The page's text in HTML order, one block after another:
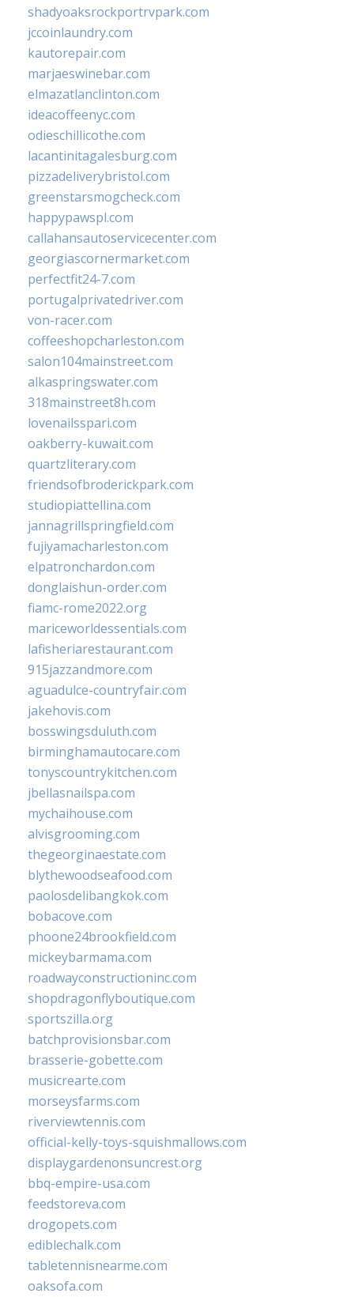
shadyoaksrockportrvpark.com
jccoinlaundry.com
kautorepair.com
marjaeswinebar.com
elmazatlanclinton.com
ideacoffeenyc.com
odieschillicothe.com
lacantinitagalesburg.com
pizzadeliverybristol.com
greenstarsmogcheck.com
happypawspl.com
callahansautoservicecenter.com
georgiascornermarket.com
perfectfit24-7.com
portugalprivatedriver.com
von-racer.com
coffeeshopcharleston.com
salon104mainstreet.com
alkaspringswater.com
318mainstreet8h.com
lovenailsspari.com
oakberry-kuwait.com
quartzliterary.com
friendsofbroderickpark.com
studiopiattellina.com
jannagrillspringfield.com
fujiyamacharleston.com
elpatronchardon.com
donglaishun-order.com
fiamc-rome2022.org
mariceworldessentials.com
lafisheriarestaurant.com
915jazzandmore.com
aguadulce-countryfair.com
jakehovis.com
bosswingsduluth.com
birminghamautocare.com
tonyscountrykitchen.com
jbellasnailspa.com
mychaihouse.com
alvisgrooming.com
thegeorginaestate.com
blythewoodseafood.com
paolosdelibangkok.com
bobacove.com
phoone24brookfield.com
mickeybarmama.com
roadwayconstructioninc.com
shopdragonflyboutique.com
sportszilla.org
batchprovisionsbar.com
brasserie-gobette.com
musicrearte.com
morseysfarms.com
riverviewtennis.com
official-kelly-toys-squishmallows.com
displaygardenonsuncrest.org
bbq-empire-usa.com
feedstoreva.com
drogopets.com
ediblechalk.com
tabletennisnearme.com
oaksofa.com